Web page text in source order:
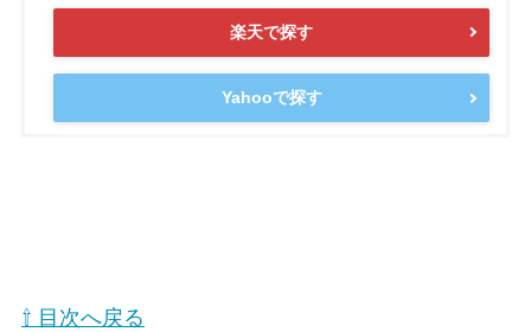
楽天で探す
Yahooで探す
⇧ 目次へ戻る